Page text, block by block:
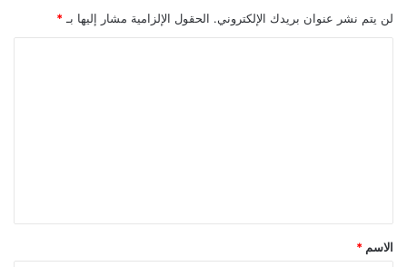
لن يتم نشر عنوان بريدك الإلكتروني. الحقول الإلزامية مشار إليها بـ *
*
الاسم *